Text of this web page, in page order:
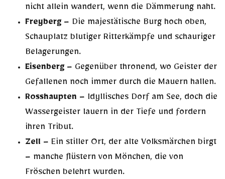
nicht allein wandert, wenn die Dämmerung naht.
Freyberg – Die majestätische Burg hoch oben,
Schauplatz blutiger Ritterkämpfe und schauriger
Belagerungen.
Eisenberg – Gegenüber thronend, wo Geister der
Gefallenen noch immer durch die Mauern hallen.
Rosshaupten – Idyllisches Dorf am See, doch die
Wassergeister lauern in der Tiefe und fordern
ihren Tribut.
Zell – Ein stiller Ort, der alte Volksmärchen birgt
– manche flüstern von Mönchen, die von
Fröschen belehrt wurden.